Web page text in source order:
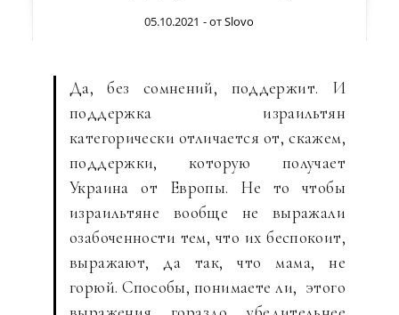
05.10.2021 - отSlovo
Да, без сомнений, поддержит. И
поддержка израильтян
категорически отличается от, скажем,
поддержки, которую получает
Украина от Европы. Не то чтобы
израильтяне вообще не выражали
озабоченности тем, что их беспокоит,
выражают, да так, что мама, не
горюй. Способы, понимаете ли, этого